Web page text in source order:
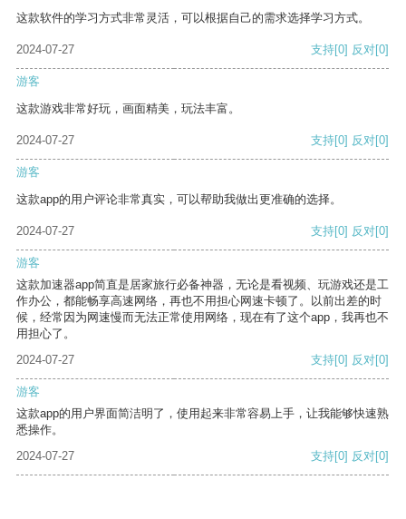
这款软件的学习方式非常灵活，可以根据自己的需求选择学习方式。
2024-07-27 支持[0] 反对[0]
游客
这款游戏非常好玩，画面精美，玩法丰富。
2024-07-27 支持[0] 反对[0]
游客
这款app的用户评论非常真实，可以帮助我做出更准确的选择。
2024-07-27 支持[0] 反对[0]
游客
这款加速器app简直是居家旅行必备神器，无论是看视频、玩游戏还是工
作办公，都能畅享高速网络，再也不用担心网速卡顿了。以前出差的时
候，经常因为网速慢而无法正常使用网络，现在有了这个app，我再也不
用担心了。
2024-07-27
支持[0] 反对[0]
游客
这款app的用户界面简洁明了，使用起来非常容易上手，让我能够快速熟
悉操作。
2024-07-27
支持[0] 反对[0]